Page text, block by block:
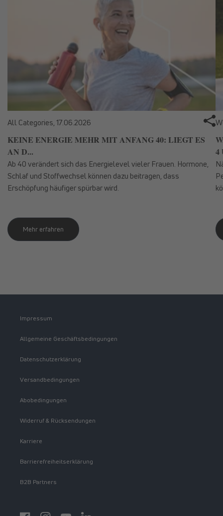
All Categories, 17.06.2026
KEINE ENERGIE MEHR MIT ANFANG 40: LIEGT ES
AN D...
Ab 40 verändert sich das Energielevel vieler Frauen. Hormone,
Schlaf und Stoffwechsel können dazu beitragen, dass
Erschöpfung häufiger spürbar wird.
Mehr erfahren
4
Impressum
Allgemeine Geschäftsbedingungen
Datenschutzerklärung
Versandbedingungen
Abobedingungen
Widerruf & Rücksendungen
Karriere
Barrierefreiheitserklärung
B2B Partners